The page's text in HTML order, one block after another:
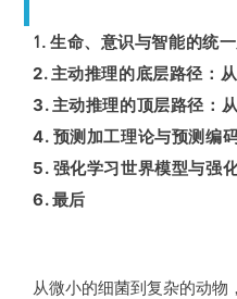
1. 生命、意识与智能的统
2. 主动推理的底层路径：
3. 主动推理的顶层路径：
4. 预测加工理论与预测编
5. 强化学习世界模型与强
6. 最后
从微小的细菌到复杂的动物